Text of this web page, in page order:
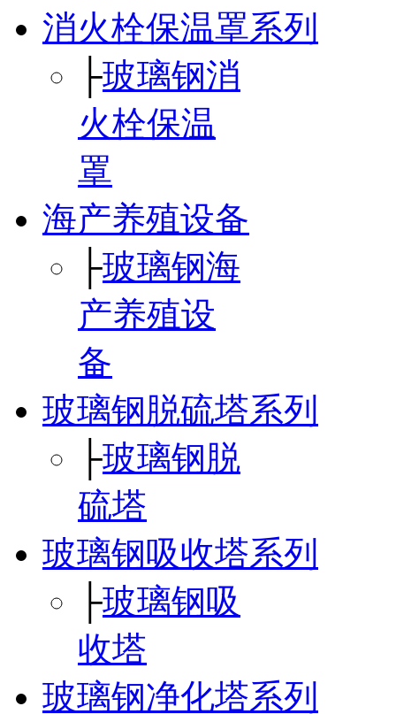
消火栓保温罩系列
├玻璃钢消
火栓保温
罩
海产养殖设备
├玻璃钢海
产养殖设
备
玻璃钢脱硫塔系列
├玻璃钢脱
硫塔
玻璃钢吸收塔系列
├玻璃钢吸
收塔
玻璃钢净化塔系列